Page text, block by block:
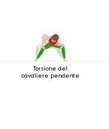
Torsione del
cavaliere pendente